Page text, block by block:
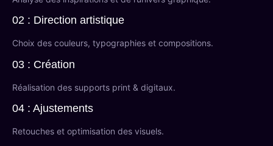
02 : Direction artistique
Choix des couleurs, typographies et compositions.
03 : Création
Réalisation des supports print & digitaux.
04 : Ajustements
Retouches et optimisation des visuels.